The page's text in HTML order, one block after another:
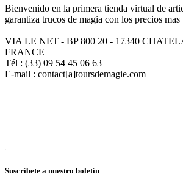
Bienvenido en la primera tienda virtual de
garantiza trucos de magia con los precios mas
VIA LE NET - BP 800 20 - 17340
FRANCE
Tél : (33) 09 54 45 06 63
E-mail : contact[a]toursdemagie.com
Suscríbete a nuestro boletín